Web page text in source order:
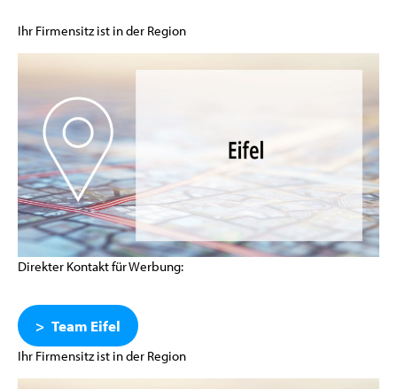
Ihr Firmensitz ist in der Region
Direkter Kontakt für Werbung:
Team Eifel
Ihr Firmensitz ist in der Region